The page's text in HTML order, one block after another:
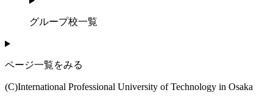
グループ校一覧
ページ一覧をみる
(C)International Professional University of Technology in Osaka